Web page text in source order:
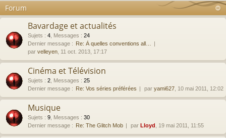
de re
h
e
e
Forum
Bavardage et actualités
Sujets : 4 Messages : 24
Dernier message : Re: À quelles conventions all…
par velleyen , 11 oct. 2013, 17:17
Cinéma et Télévision
Sujets : 2 Messages : 25
Dernier message : Re: Vos séries préférées par yami627 , 10 mai 2011, 12:02
Musique
Sujets : 9 Messages : 30
Dernier message : Re: The Glitch Mob par Lloyd , 19 mai 2011, 11:55